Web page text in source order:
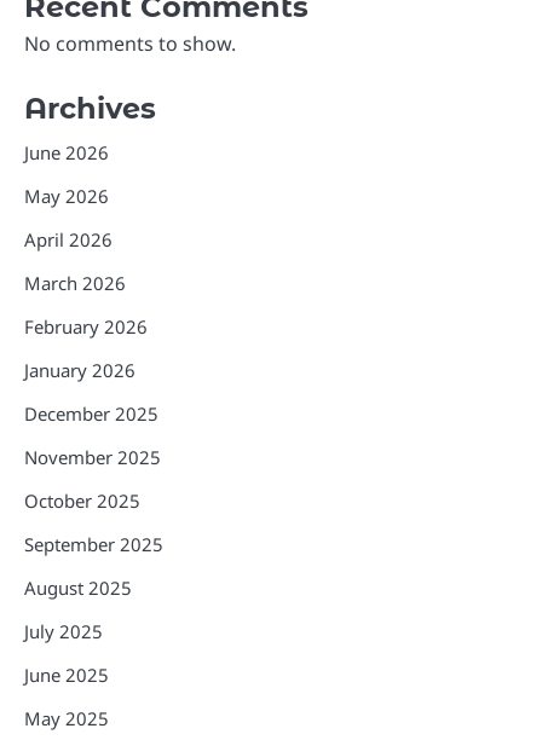
No comments to show.
Archives
June 2026
May 2026
April 2026
March 2026
February 2026
January 2026
December 2025
November 2025
October 2025
September 2025
August 2025
July 2025
June 2025
May 2025